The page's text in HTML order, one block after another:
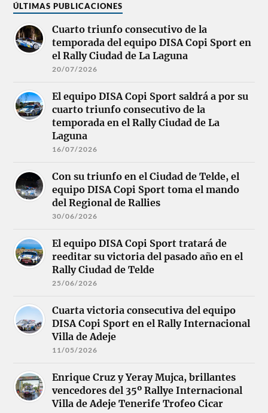
ÚLTIMAS PUBLICACIONES
Cuarto triunfo consecutivo de la
temporada del equipo DISA Copi Sport en
el Rally Ciudad de La Laguna
20/07/2026
El equipo DISA Copi Sport saldrá a por su
cuarto triunfo consecutivo de la
temporada en el Rally Ciudad de La
Laguna
16/07/2026
Con su triunfo en el Ciudad de Telde, el
equipo DISA Copi Sport toma el mando
del Regional de Rallies
30/06/2026
El equipo DISA Copi Sport tratará de
reeditar su victoria del pasado año en el
Rally Ciudad de Telde
25/06/2026
Cuarta victoria consecutiva del equipo
DISA Copi Sport en el Rally Internacional
Villa de Adeje
11/05/2026
Enrique Cruz y Yeray Mujca, brillantes
vencedores del 35º Rallye Internacional
Villa de Adeje Tenerife Trofeo Cicar